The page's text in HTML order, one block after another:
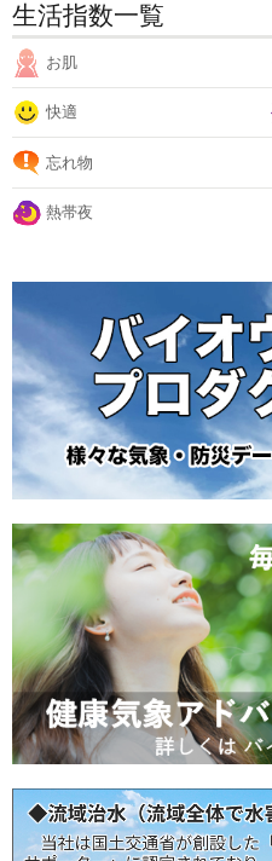
生活指数一覧
お肌
快適
忘れ物
熱帯夜